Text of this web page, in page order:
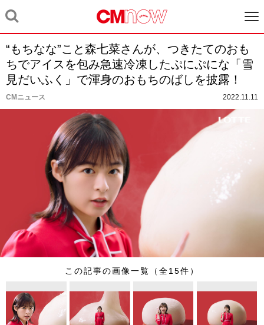
“もちなな”こと森七菜さんが、つきたてのおも
ちでアイスを包み急速冷凍したぷにぷにな「雪
見だいふく」で渾身のおもちのばしを披露！
CMニュース 2022.11.11
この記事の画像一覧（全15件）